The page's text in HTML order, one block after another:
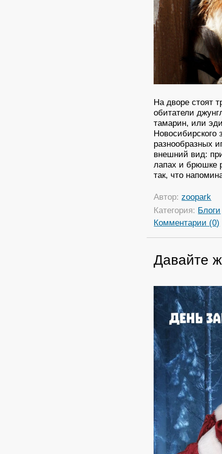
На дворе стоят
обитатели
тамарин, или
Новосибирского
разнообразных
внешний вид:
лапах и брюшке
так, что
Автор:zoopark
Категория: Блоги
Комментарии (0)
Давайте